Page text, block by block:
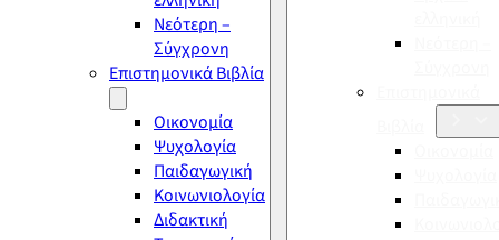
Νεότερη –
Σύγχρονη
Επιστημονικά Βιβλία
Οικονομία
Ψυχολογία
Παιδαγωγική
Κοινωνιολογία
Διδακτική